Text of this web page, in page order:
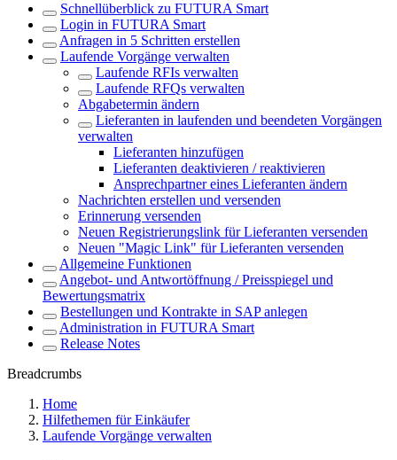
Schnellüberblick zu FUTURA Smart
Login in FUTURA Smart
Anfragen in 5 Schritten erstellen
Laufende Vorgänge verwalten
Laufende RFIs verwalten
Laufende RFQs verwalten
Abgabetermin ändern
Lieferanten in laufenden und beendeten Vorgängen
verwalten
Lieferanten hinzufügen
Lieferanten deaktivieren / reaktivieren
Ansprechpartner eines Lieferanten ändern
Nachrichten erstellen und versenden
Erinnerung versenden
Neuen Registrierungslink für Lieferanten versenden
Neuen "Magic Link" für Lieferanten versenden
Allgemeine Funktionen
Angebot- und Antwortöffnung / Preisspiegel und
Bewertungsmatrix
Bestellungen und Kontrakte in SAP anlegen
Administration in FUTURA Smart
Release Notes
Breadcrumbs
Home
Hilfethemen für Einkäufer
Laufende Vorgänge verwalten